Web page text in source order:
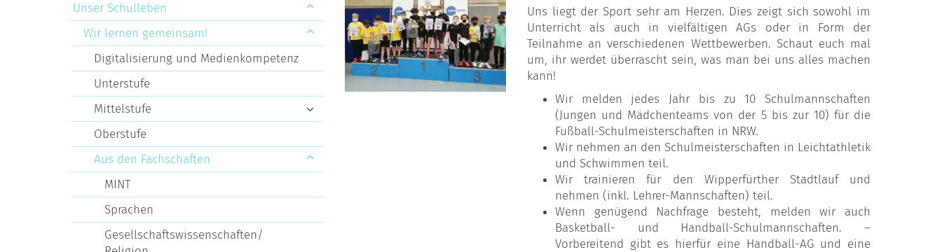
Uns liegt der Sport sehr am Herzen. Dies zeigt sich sowohl im
Unterricht als auch in vielfältigen AGs oder in Form der
Teilnahme an verschiedenen Wettbewerben. Schaut euch mal
um, ihr werdet überrascht sein, was man bei uns alles machen
kann!
Wir melden jedes Jahr bis zu 10 Schulmannschaften
(Jungen und Mädchenteams von der 5 bis zur 10) für die
Fußball-Schulmeisterschaften in NRW.
Wir nehmen an den Schulmeisterschaften in Leichtathletik
und Schwimmen teil.
Wir trainieren für den Wipperfürther Stadtlauf und
nehmen (inkl. Lehrer-Mannschaften) teil.
Wenn genügend Nachfrage besteht, melden wir auch
Basketball- und Handball-Schulmannschaften. –
Vorbereitend gibt es hierfür eine Handball-AG und eine
Unser Schulleben
Wir lernen gemeinsam!
Digitalisierung und Medienkompetenz
Unterstufe
Mittelstufe
Oberstufe
Aus den Fachschaften
MINT
Sprachen
Gesellschaftswissenschaften/